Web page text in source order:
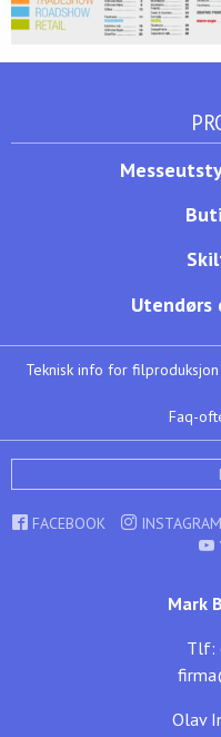
Utendørs
Teknisk info for filproduksjon
Faq-
FACEBOOK INSTAGRAM
Mark
Tlf:
Olav